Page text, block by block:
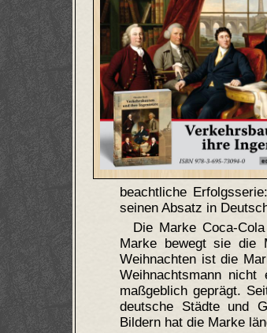
beachtliche
seinen Absatz in
Die Marke Coca-
Marke bewegt sie die
Weihnachten ist die
Weihnachtsmann nicht
maßgeblich geprägt.
deutsche Städte und
Bildern hat die Marke